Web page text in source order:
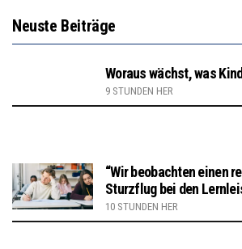
Neuste Beiträge
Woraus wächst, was
9 STUNDEN HER
“Wir beobachten einen
Sturzflug bei den
10 STUNDEN HER